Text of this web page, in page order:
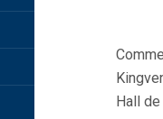
Hall